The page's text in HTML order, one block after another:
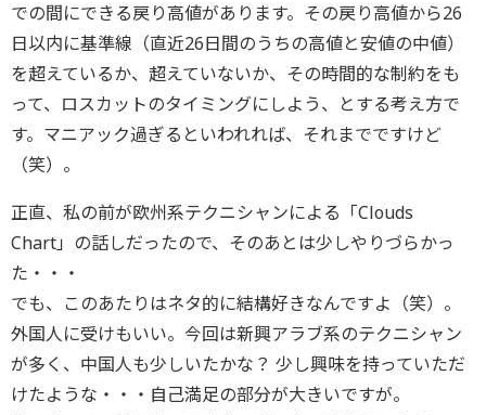
での間にできる戻り高値があります。その戻り高値から26
日以内に基準線（直近26日間のうちの高値と安値の中値）
を超えているか、超えていないか、その時間的な制約をも
って、ロスカットのタイミングにしよう、とする考え方で
す。マニアック過ぎるといわれれば、それまでですけど
（笑）。
正直、私の前が欧州系テクニシャンによる「Clouds
Chart」の話しだったので、そのあとは少しやりづらかっ
た・・・
でも、このあたりはネタ的に結構好きなんですよ（笑）。
外国人に受けもいい。今回は新興アラブ系のテクニシャン
が多く、中国人も少しいたかな？ 少し興味を持っていただ
けたような・・・自己満足の部分が大きいですが。